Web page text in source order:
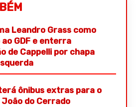
Leandro Grass como
GDF e enterra
de Cappelli por chapa
ônibus extras para o
João do Cerrado